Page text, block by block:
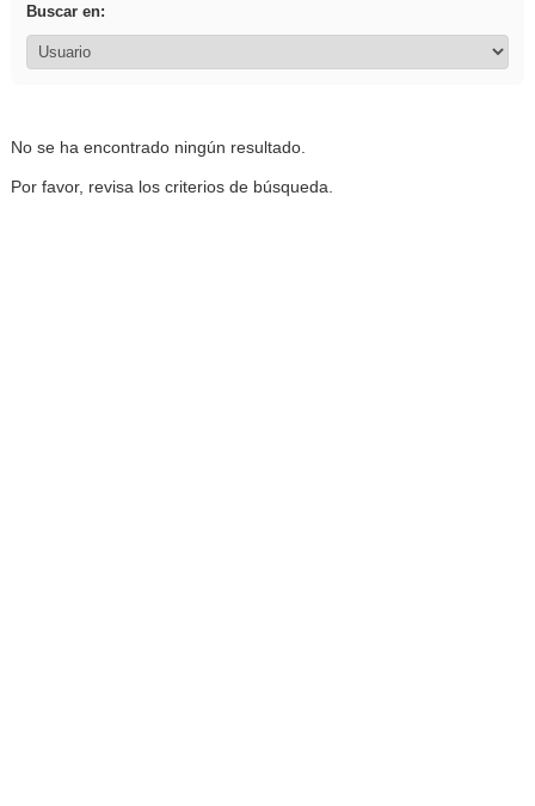
Buscar en:
No se ha encontrado ningún resultado.
Por favor, revisa los criterios de búsqueda.